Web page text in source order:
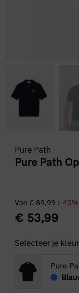
Pure Path
Pure Path
Van € 89,99 (-
€ 53,99
Selecteer je kleur
Pure